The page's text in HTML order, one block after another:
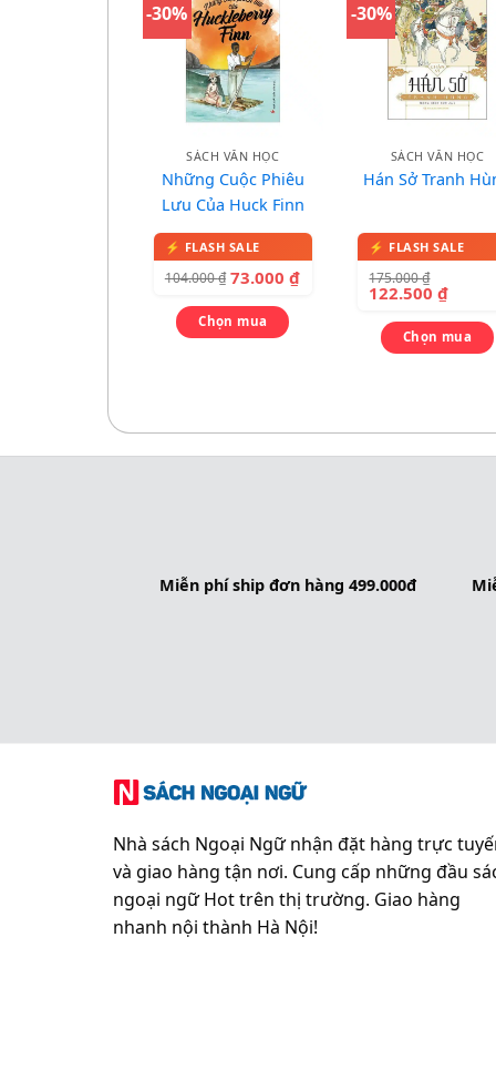
-30%
SÁCH VĂN HỌC
Những Cuộc Phiêu
Lưu Của Huck Finn
104.000₫ 73.000₫
Chọn mua
-30%
SÁCH VĂN HỌC
Hán Sở Tranh
175.000₫
122.500₫
Chọn mua
Miễn phí ship đơn hàng 499.000đ
Nhà sách Ngoại Ngữ nhận đặt hàng trực
và giao hàng tận nơi. Cung cấp những đầu
ngoại ngữ Hot trên thị trường. Giao hàng
nhanh nội thành Hà Nội!